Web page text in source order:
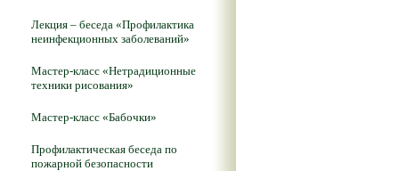
Лекция – беседа «Профилактика
неинфекционных заболеваний»
Мастер-класс «Нетрадиционные
техники рисования»
Мастер-класс «Бабочки»
Профилактическая беседа по
пожарной безопасности